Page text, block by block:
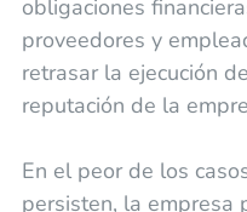
obligaciones
proveedores y
retrasar la ejecución
reputación de la
En el peor de los
persisten, la empresa